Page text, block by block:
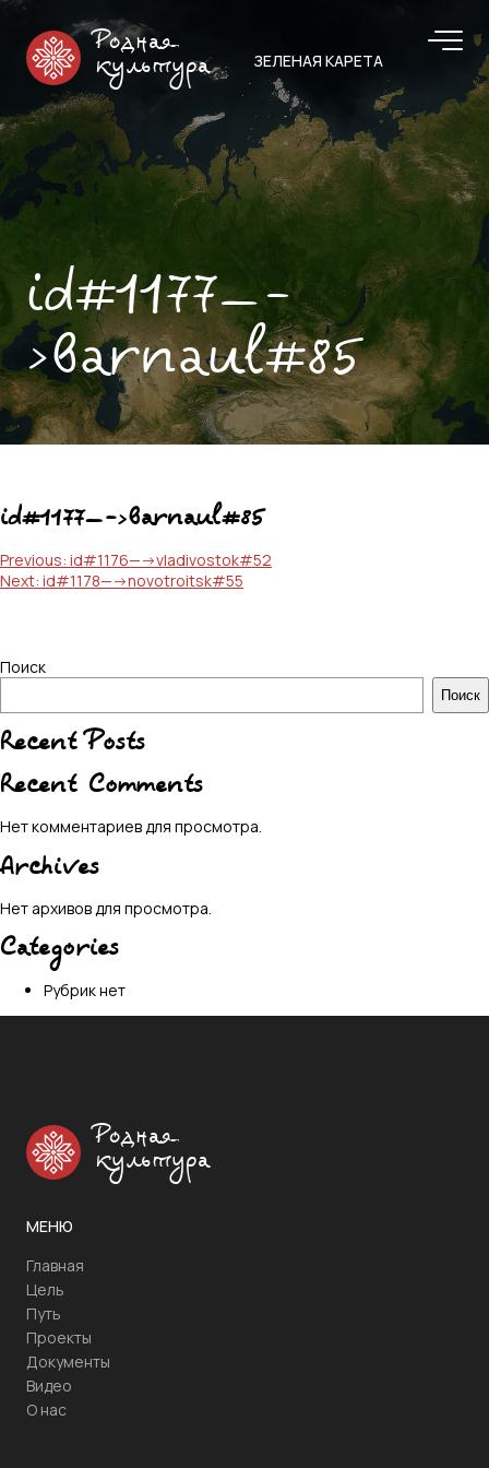
Родная
культура
ЗЕЛЕНАЯ КАРЕТА
id#1177—-
>barnaul#85
id#1177—->barnaul#85
Навигация
по
Previous: id#1176—->vladivostok#52
Next: id#1178—->novotroitsk#55
Поиск
Поиск
Recent Posts
Recent Comments
Нет комментариев для просмотра.
Archives
Нет архивов для просмотра.
Categories
Рубрик нет
Родная
культура
МЕНЮ
Главная
Цель
Путь
Проекты
Документы
Видео
О нас